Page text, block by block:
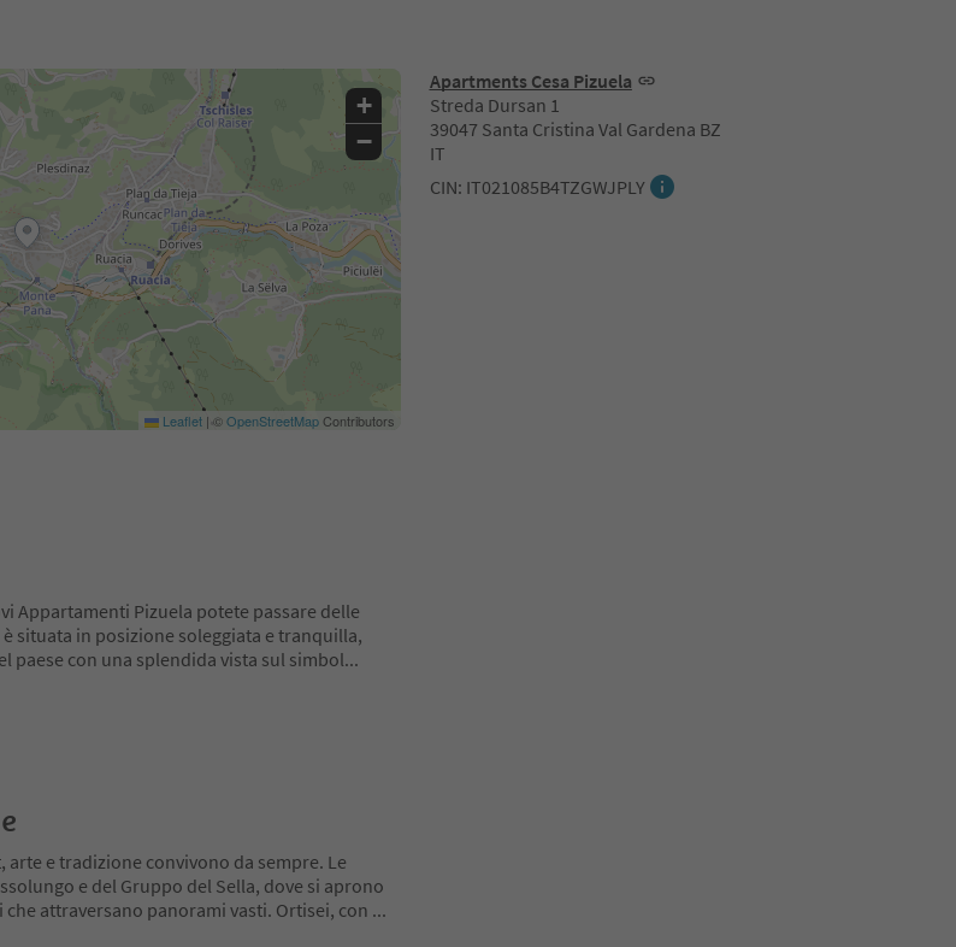
Apartments Cesa Pizuela
Streda Dursan 1
39047 Santa Cristina Val Gardena BZ
IT
CIN: IT021085B4TZGWJPLY
+
−
Leaflet | ©OpenStreetMapContributors
Appartamenti Pizuela potete passare delle
situata in posizione soleggiata e tranquilla,
paese con una splendida vista sul simbol...
e tradizione convivono da sempre. Le
e del Gruppo del Sella, dove si aprono
attraversano panorami vasti. Ortisei, con ...